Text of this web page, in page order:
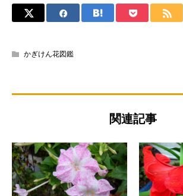
かぎけん花図鑑
関連記事